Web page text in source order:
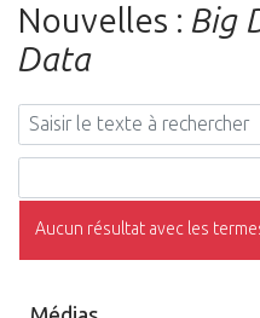
Nouvelles : Big
Data
Aucun résultat avec les